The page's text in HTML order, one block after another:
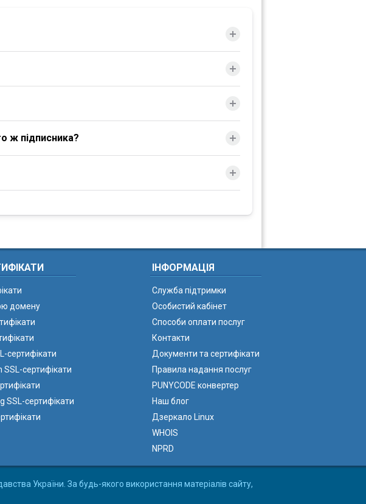
ж підписника?
домену
сертифікати
сертифікати
SSL-сертифікати
ІНФОРМАЦІЯ
Служба підтримки
Особистий кабінет
Способи оплати послуг
Контакти
Документи та сертифікати
Правила надання послуг
PUNYCODE конвертер
Наш блог
Дзеркало Linux
WHOIS
NPRD
України. За будь-якого використання матеріалів сайту,